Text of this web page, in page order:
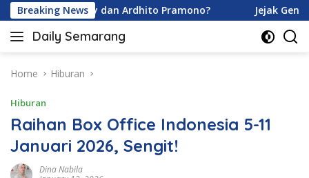
Skip
to
content
Breaking News
Karamoy dan Ardhito Pramono? Jejak Gen
Daily Semarang
"Semarang
Ini:
Terkini
untuk
Anda"
Home Hiburan
Hiburan
Raihan Box Office Indonesia 5-11
Januari 2026, Sengit!
Dina Nabila